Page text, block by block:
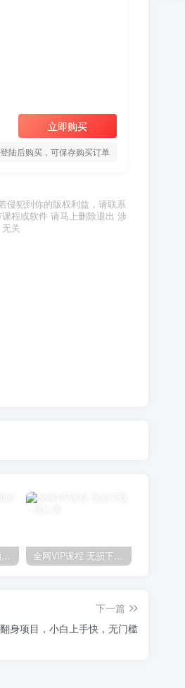
立即购买
陆后购买，可保存购买订单
侵犯到你的版权利益，请联系
程或软件 请马上删除退出 涉
关
加入VIP会员,享高额的推广提成 全网VIP课程 无损下载~
下一篇
身项目，小白上手快，无门槛